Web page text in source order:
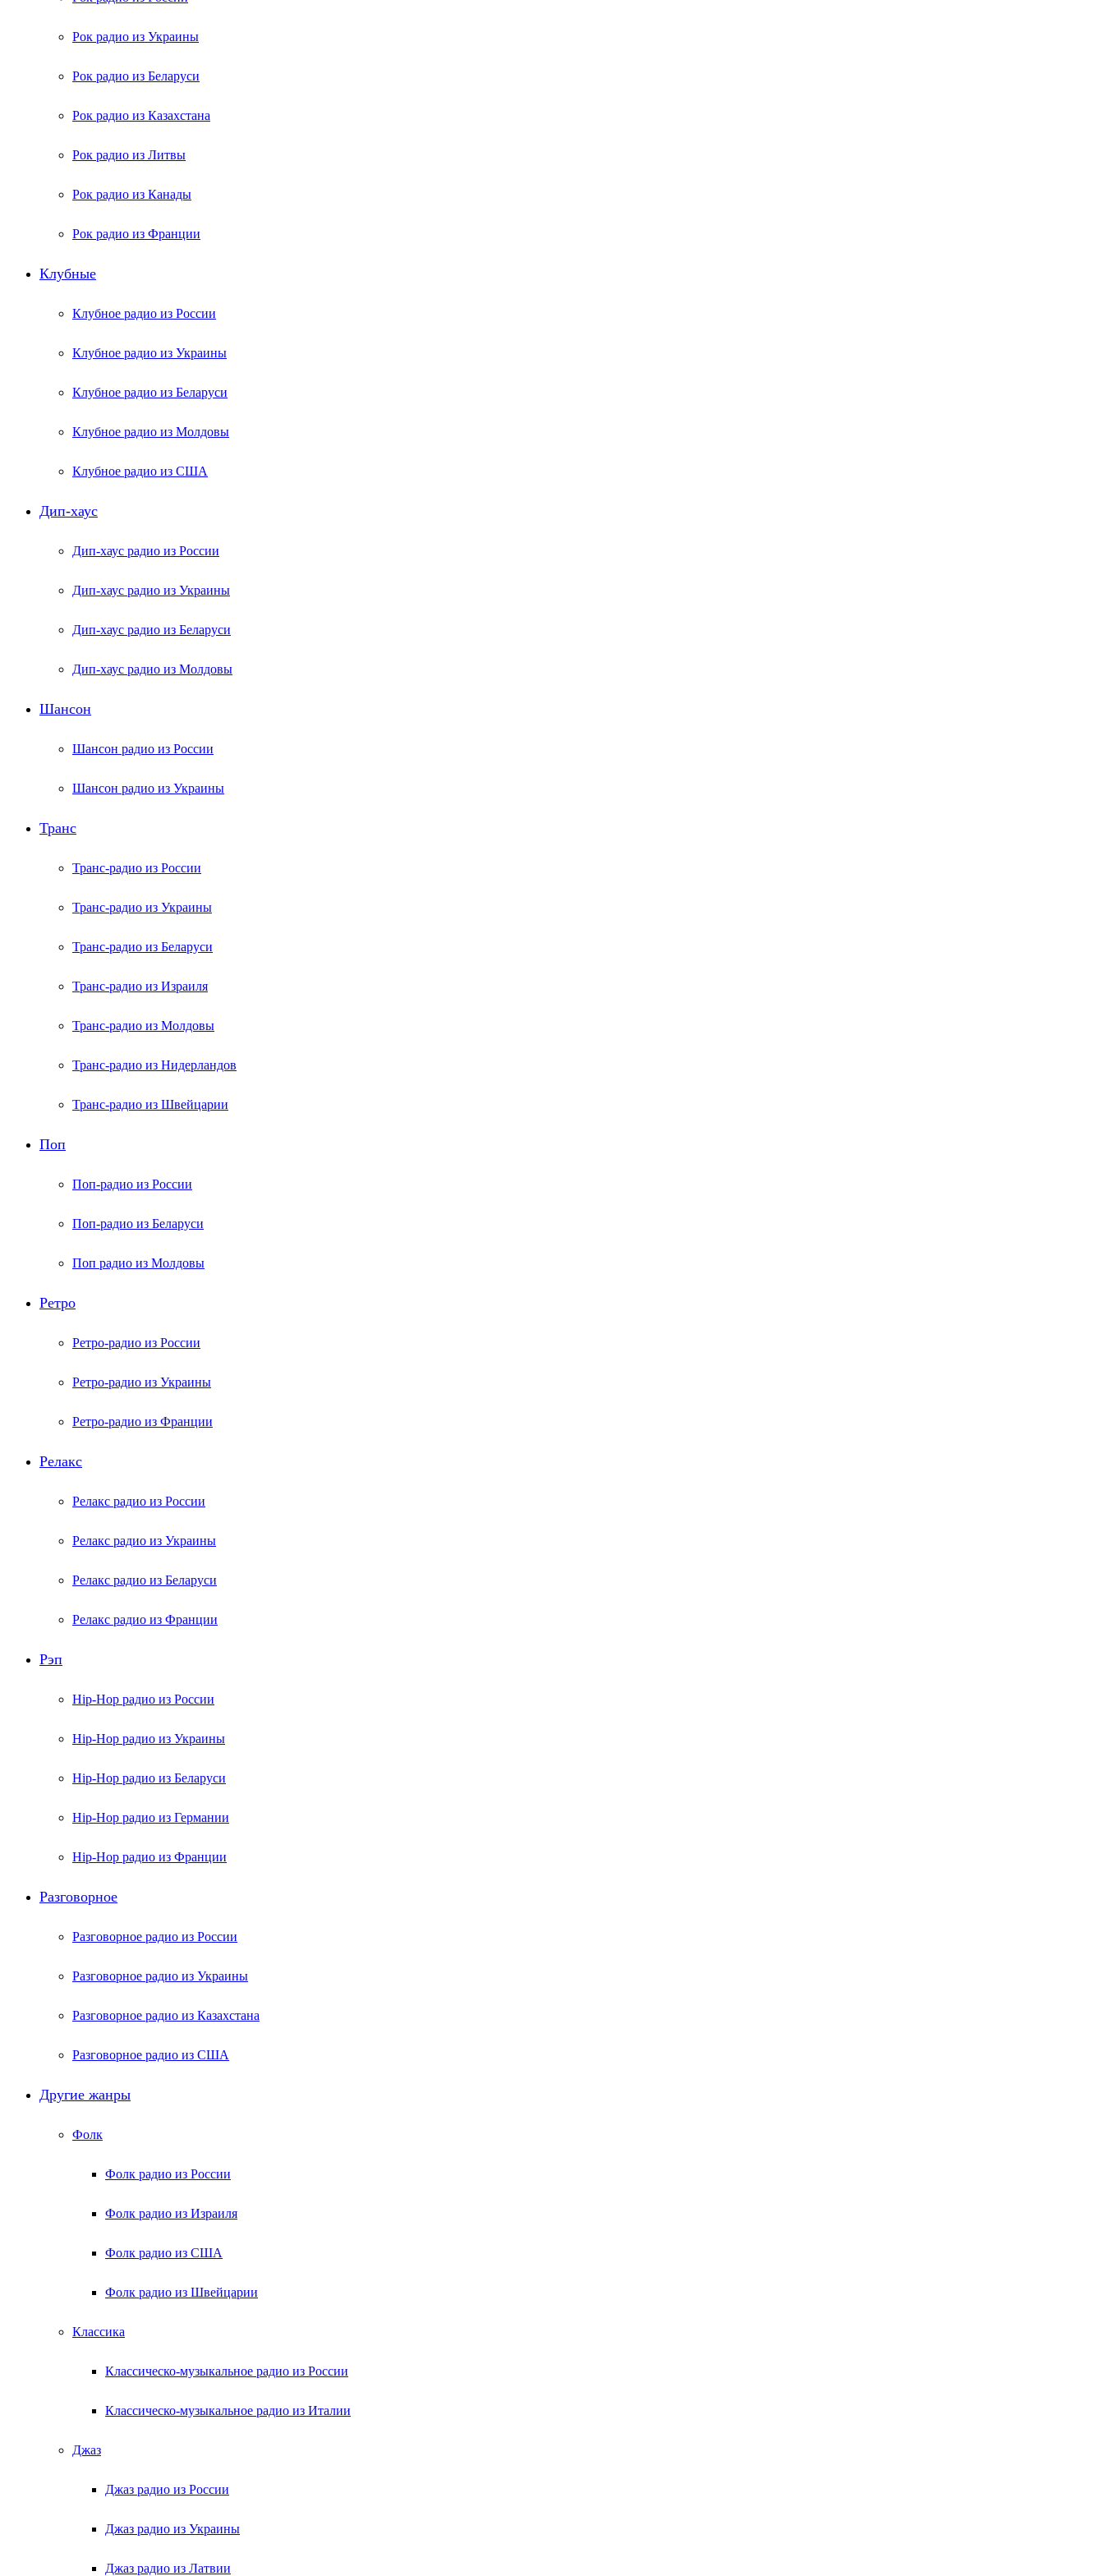
Рок радио из Украины
Рок радио из Беларуси
Рок радио из Казахстана
Рок радио из Литвы
Рок радио из Канады
Рок радио из Франции
Клубные
Клубное радио из России
Клубное радио из Украины
Клубное радио из Беларуси
Клубное радио из Молдовы
Клубное радио из США
Дип-хаус
Дип-хаус радио из России
Дип-хаус радио из Украины
Дип-хаус радио из Беларуси
Дип-хаус радио из Молдовы
Шансон
Шансон радио из России
Шансон радио из Украины
Транс
Транс-радио из России
Транс-радио из Украины
Транс-радио из Беларуси
Транс-радио из Израиля
Транс-радио из Молдовы
Транс-радио из Нидерландов
Транс-радио из Швейцарии
Поп
Поп-радио из России
Поп-радио из Беларуси
Поп радио из Молдовы
Ретро
Ретро-радио из России
Ретро-радио из Украины
Ретро-радио из Франции
Релакс
Релакс радио из России
Релакс радио из Украины
Релакс радио из Беларуси
Релакс радио из Франции
Рэп
Hip-Hop радио из России
Hip-Hop радио из Украины
Hip-Hop радио из Беларуси
Hip-Hop радио из Германии
Hip-Hop радио из Франции
Разговорное
Разговорное радио из России
Разговорное радио из Украины
Разговорное радио из Казахстана
Разговорное радио из США
Другие жанры
Фолк
Фолк радио из России
Фолк радио из Израиля
Фолк радио из США
Фолк радио из Швейцарии
Классика
Классическо-музыкальное радио из России
Классическо-музыкальное радио из Италии
Джаз
Джаз радио из России
Джаз радио из Украины
Джаз радио из Латвии